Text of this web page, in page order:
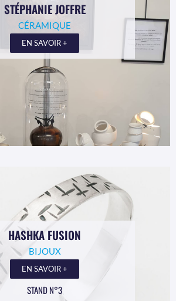
STÉPHANIE JOFFRE
CÉRAMIQUE
EN SAVOIR +
HASHKA FUSION
BIJOUX
EN SAVOIR +
STAND N°3